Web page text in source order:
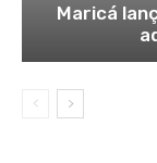
Maricá